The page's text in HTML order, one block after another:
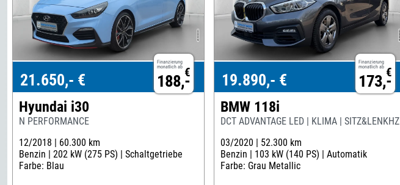
Finanzierung
monatlich ab €
188,-
21.650,- €
Hyundai i30
N PERFORMANCE
12/2018 | 60.300 km
Benzin | 202 kW (275 PS) | Schaltgetriebe
Farbe: Blau
Finanzierung
monatlich ab €
173,-
19.890,- €
BMW 118i
DCT ADVANTAGE LED | KLIMA | SITZ&LENKHZG
03/2020 | 52.300 km
Benzin | 103 kW (140 PS) | Automatik
Farbe: Grau Metallic